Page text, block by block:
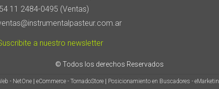
11 2484-0495 (Ventas)
a nuestro newsletter
© Todos los derechos Reservados
- NetOne| eCommerce - TornadoStore| Posicionamiento en Buscadores -